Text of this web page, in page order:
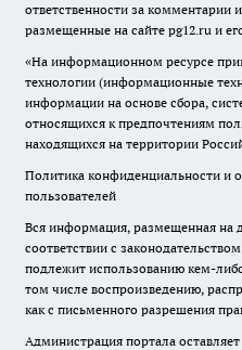
ответственности за комментарии
размещенные на сайте pg12.ru и
«На информационном ресурсе
технологии (информационные
информации на основе сбора,
относящихся к предпочтениям
находящихся на территории
Политика конфиденциальности и
пользователей
Вся информация, размещенная на
соответствии с
подлежит использованию кем-
том числе воспроизведению,
как с письменного разрешения
Администрация портала